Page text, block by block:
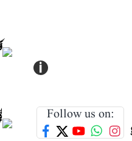
i
Follow us on: